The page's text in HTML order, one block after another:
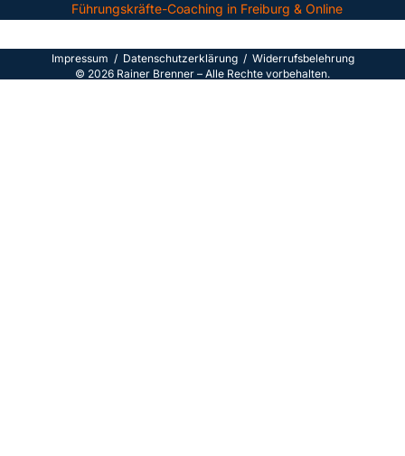
Führungskräfte-Coaching in Freiburg & Online
Impressum / Datenschutzerklärung / Widerrufsbelehrung
© 2026 Rainer Brenner – Alle Rechte vorbehalten.